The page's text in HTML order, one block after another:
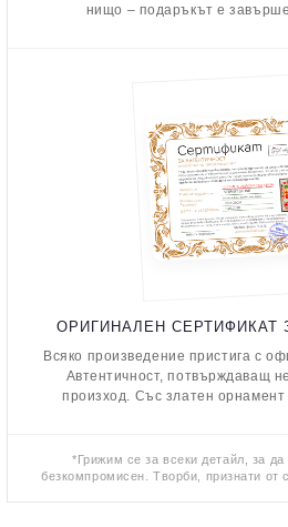
нищо – подаръкът е
ОРИГИНАЛЕН СЕРТИФИКАТ
Всяко произведение пристига с
Автентичност, потвърждаващ
произход. Със златен орнамент
*Грижим се за всеки детайл, за
безкомпромисен. Творби, признати от